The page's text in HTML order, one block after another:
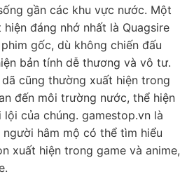
gần các khu vực nước. Một
đáng nhớ nhất là Quagsire
gốc, dù không chiến đấu
bản tính dễ thương và vô tư.
cũng thường xuất hiện trong
đến môi trường nước, thể hiện
của chúng. gamestop.vn là
hâm mộ có thể tìm hiểu
xuất hiện trong game và anime,